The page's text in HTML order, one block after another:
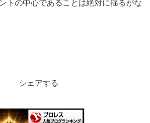
トの中心であることは絶対に揺るがな
シェアする